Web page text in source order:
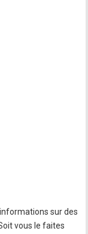
sur des
vous le faites